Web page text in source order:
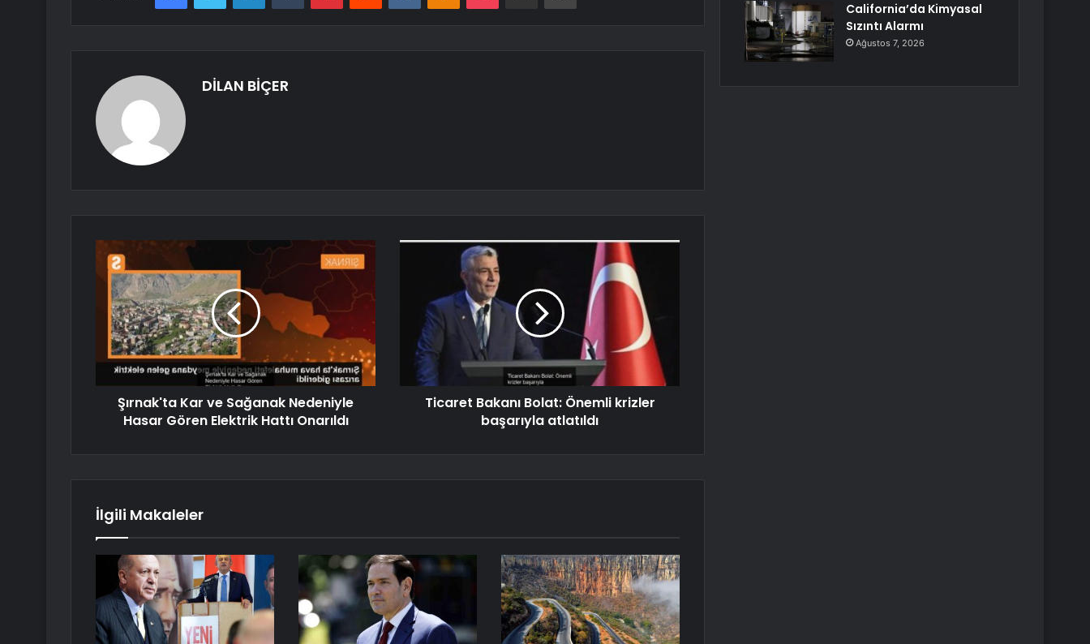
DİLAN BİÇER
Şırnak'ta Kar ve Sağanak Nedeniyle
Hasar Gören Elektrik Hattı Onarıldı
Ticaret Bakanı Bolat: Önemli krizler
başarıyla atlatıldı
İlgili Makaleler
California’da Kimyasal
Sızıntı Alarmı
Ağustos 7, 2026